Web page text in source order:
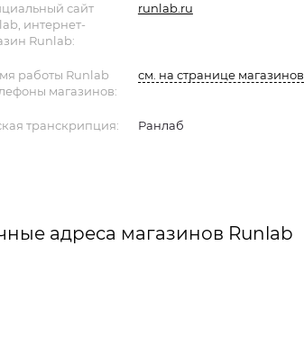
сайт
интернет-
Runlab:
runlab.ru
работы Runlab
магазинов:
см. на странице магазинов
транскрипция: Ранлаб
адреса магазинов Runlab